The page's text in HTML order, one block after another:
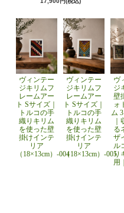
ヴィンテー
ジキリムフ
レームアー
ト Sサイズ｜
トルコの手
織りキリム
を使った壁
掛けインテ
リア
（18×13cm）-004
ヴィンテー
ジキリムフ
レームアー
ト Sサイズ｜
トルコの手
織りキリム
を使った壁
掛けインテ
リア
（18×13cm）-005
ヴ
ジ
壁
ォ
ム
る
ザ
ル
り
用